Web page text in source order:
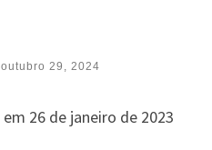
outubro 29, 2024